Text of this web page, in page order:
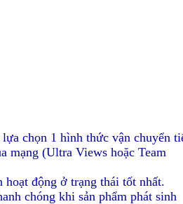
chọn 1 hình thức vận chuyển
mạng (Ultra Views hoặc Team
động ở trạng thái tốt nhất.
chóng khi sản phẩm phát sinh